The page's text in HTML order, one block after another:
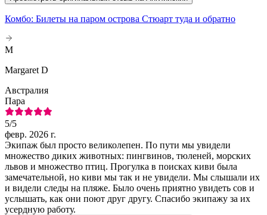
Комбо: Билеты на паром острова Стюарт туда и обратно
M
Margaret D
Австралия
Пара
5/5
февр. 2026 г.
Экипаж был просто великолепен. По пути мы увидели
множество диких животных: пингвинов, тюленей, морских
львов и множество птиц. Прогулка в поисках киви была
замечательной, но киви мы так и не увидели. Мы слышали их
и видели следы на пляже. Было очень приятно увидеть сов и
услышать, как они поют друг другу. Спасибо экипажу за их
усердную работу.